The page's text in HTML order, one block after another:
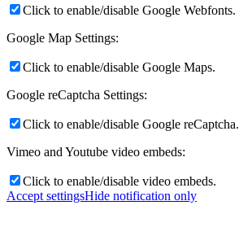
Click to enable/disable Google Webfonts.
Google Map Settings:
Click to enable/disable Google Maps.
Google reCaptcha Settings:
Click to enable/disable Google reCaptcha.
Vimeo and Youtube video embeds:
Click to enable/disable video embeds.
Accept settingsHide notification only